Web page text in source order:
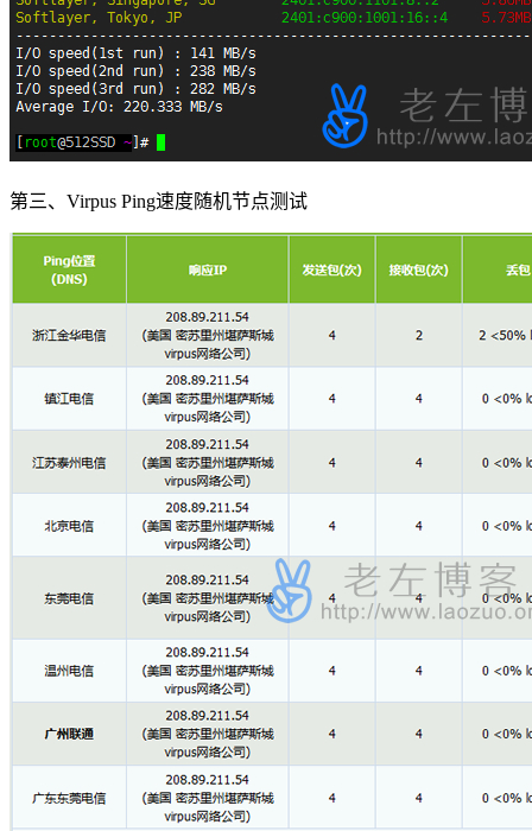
第三、Virpus Ping速度随机节点测试